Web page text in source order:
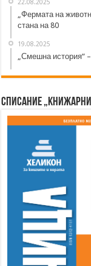
22.08.2025
„Фермата на
стана на 80
19.08.2025
„Смешна история“
Списание